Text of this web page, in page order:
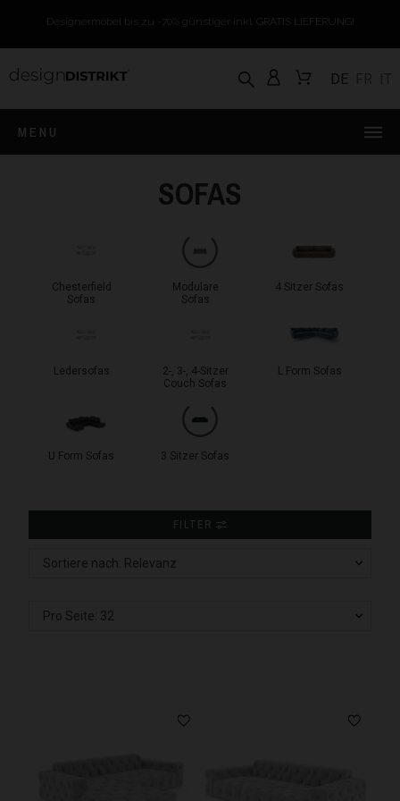
Designermöbel bis zu -70% günstiger inkl. GRATIS LIEFERUNG!
DE
MENU
SOFAS
Chesterfield
Sofas
Modulare
Sofas
4 Sitzer Sofas
Ledersofas
2-, 3-, 4-Sitzer
Couch Sofas
L Form Sofas
U Form Sofas 3 Sitzer Sofas
FILTER
Sortiere nach: Relevanz
Pro Seite: 32